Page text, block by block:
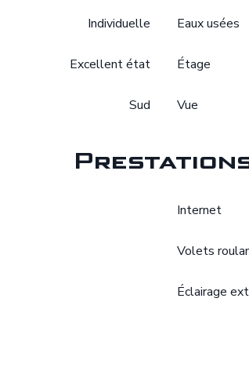
Individuelle Eaux usées
Excellent état Étage
Sud Vue
Internet
Volets
Éclairage